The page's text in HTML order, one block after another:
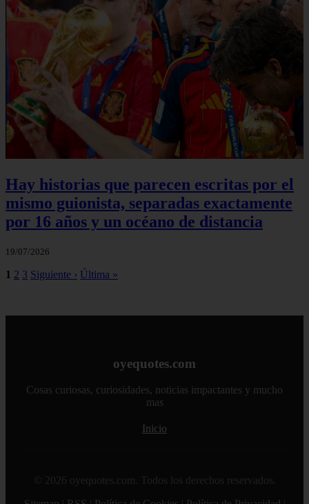
Hay historias que parecen escritas por el
mismo guionista, separadas exactamente
por 16 años y un océano de distancia
19/07/2026
1 2 3 Siguiente › Última »
oyequotes.com
Cosas curiosas, curiosidades, noticias impactantes y mucho
mas
Inicio
© 2026 oyequotes.com. Todos los derechos reservados.